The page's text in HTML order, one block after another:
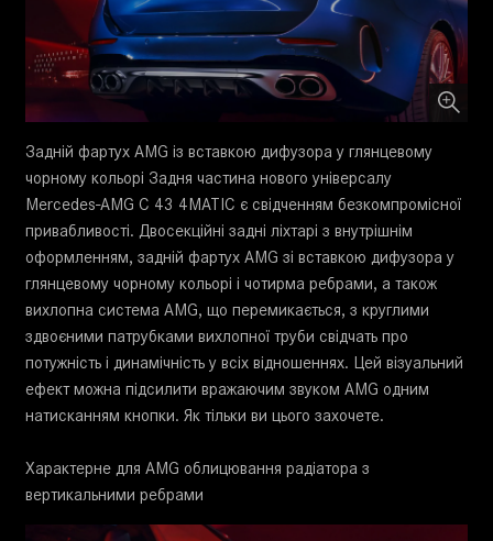
Задній фартух AMG із вставкою дифузора у глянцевому
чорному кольорі Задня частина нового універсалу
Mercedes-AMG C 43 4MATIC є свідченням безкомпромісної
привабливості. Двосекційні задні ліхтарі з внутрішнім
оформленням, задній фартух AMG зі вставкою дифузора у
глянцевому чорному кольорі і чотирма ребрами, а також
вихлопна система AMG, що перемикається, з круглими
здвоєними патрубками вихлопної труби свідчать про
потужність і динамічність у всіх відношеннях. Цей візуальний
ефект можна підсилити вражаючим звуком AMG одним
натисканням кнопки. Як тільки ви цього захочете.
Характерне для AMG облицювання радіатора з
вертикальними ребрами